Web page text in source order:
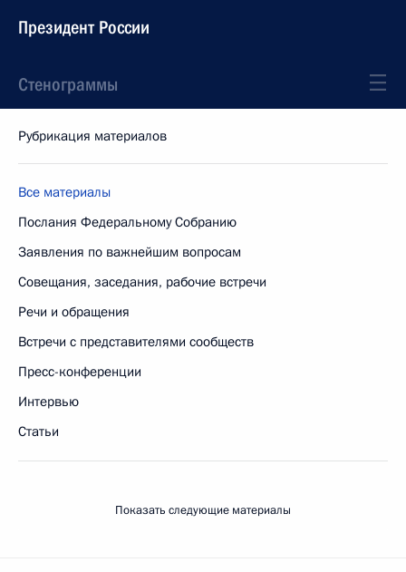
Президент России
Стенограммы
Рубрикация материалов
Все материалы
Послания Федеральному Собранию
Заявления по важнейшим вопросам
Совещания, заседания, рабочие встречи
Речи и обращения
Встречи с представителями сообществ
Пресс-конференции
Интервью
Статьи
Показать следующие материалы